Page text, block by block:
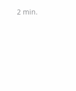
2 min.